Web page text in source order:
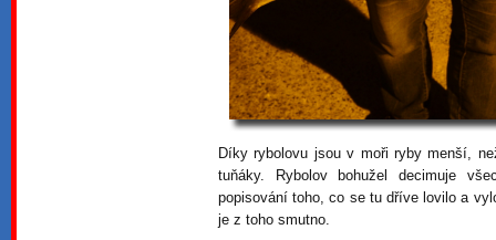
Díky rybolovu jsou v moři ryby menší,
tuňáky. Rybolov bohužel decimuje
popisování toho, co se tu dříve lovilo a
je z toho smutno.